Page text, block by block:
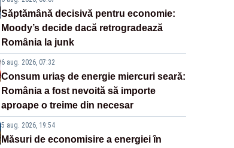
Săptămână decisivă pentru economie:
Moody’s decide dacă retrogradează
România la junk
6 aug. 2026, 07:32
Consum uriaș de energie miercuri seară:
România a fost nevoită să importe
aproape o treime din necesar
5 aug. 2026, 19:54
Măsuri de economisire a energiei în